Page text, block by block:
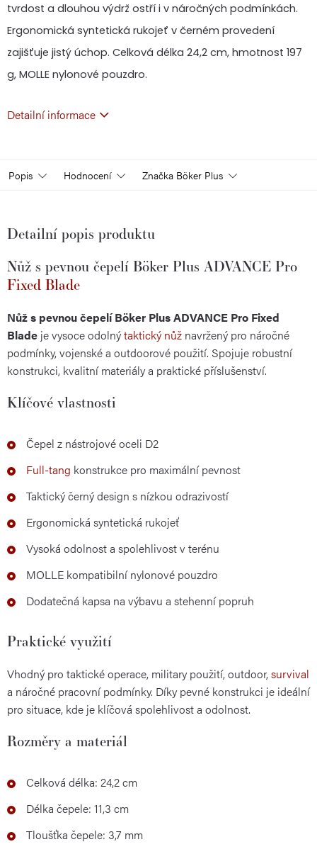
tvrdost a dlouhou výdrž ostří i v náročných podmínkách.
Ergonomická syntetická rukojeť v černém provedení
zajišťuje jistý úchop. Celková délka 24,2 cm, hmotnost 197
g, MOLLE nylonové pouzdro.
Detailní informace
Popis Hodnocení Značka Böker Plus
Detailní popis produktu
Nůž s pevnou čepelí Böker Plus ADVANCE Pro
Fixed Blade
Nůž s pevnou čepelí Böker Plus ADVANCE Pro Fixed
Blade je vysoce odolnýtaktický nůž navržený pro náročné
podmínky, vojenské a outdoorové použití. Spojuje robustní
konstrukci, kvalitní materiály a praktické příslušenství.
Klíčové vlastnosti
Čepel z nástrojové oceli D2
Full-tang konstrukce pro maximální pevnost
Taktický černý design s nízkou odrazivostí
Ergonomická syntetická rukojeť
Vysoká odolnost a spolehlivost v terénu
MOLLE kompatibilní nylonové pouzdro
Dodatečná kapsa na výbavu a stehenní popruh
Praktické využití
Vhodný pro taktické operace, military použití, outdoor,survival
a náročné pracovní podmínky. Díky pevné konstrukci je ideální
pro situace, kde je klíčová spolehlivost a odolnost.
Rozměry a materiál
Celková délka: 24,2 cm
Délka čepele: 11,3 cm
Tloušťka čepele: 3,7 mm